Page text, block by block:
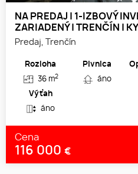
NA PREDAJ | 1-IZBOVÝ
ZARIADENÝ | TRENČÍN |
Predaj, Trenčín
Rozloha
36 m2
Pivnica
áno
Výťah
áno
Cena
116 000 €